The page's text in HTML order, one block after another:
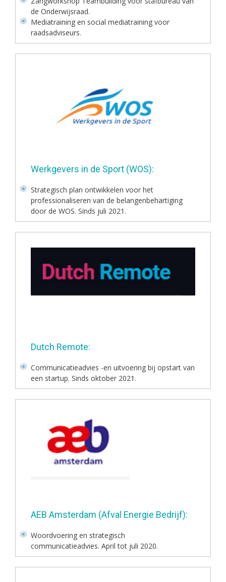
de Onderwijsraad.
Mediatraining en social mediatraining voor
raadsadviseurs.
Werkgevers in de Sport (WOS):
Strategisch plan ontwikkelen voor het
professionaliseren van de belangenbehartiging
door de WOS. Sinds juli 2021.
Dutch Remote:
Communicatieadvies -en uitvoering bij opstart van
een startup. Sinds oktober 2021.
AEB Amsterdam (Afval Energie Bedrijf):
Woordvoering en strategisch
communicatieadvies. April tot juli 2020.